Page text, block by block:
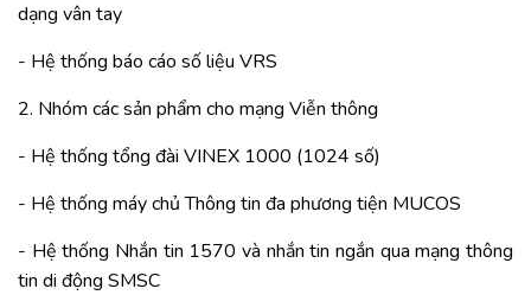
dạng vân tay
- Hệ thống báo cáo số liệu VRS
2. Nhóm các sản phẩm cho mạng Viễn thông
- Hệ thống tổng đài VINEX 1000 (1024 số)
- Hệ thống máy chủ Thông tin đa phương tiện MUCOS
- Hệ thống Nhắn tin 1570 và nhắn tin ngắn qua mạng thông
tin di động SMSC